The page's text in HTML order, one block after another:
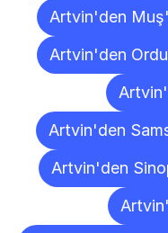
Artvin'den
Artvin'den
Artvin'den
Artvin'den